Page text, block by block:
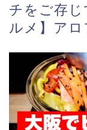
チをご存
ルメ】アロ